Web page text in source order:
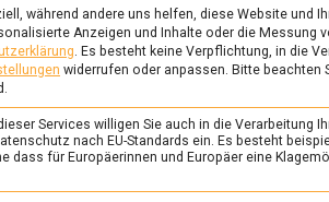
ERNÄHRUNG & GESUNDHEIT/
Auf die feine
Afternoon Tea
17. Dezember 2021
während andere uns helfen, diese Website und
Anzeigen und Inhalte oder die Messung
. Es besteht keine Verpflichtung, in die
widerrufen oder anpassen. Bitte beachten
Services willigen Sie auch in die Verarbeitung
nach EU-Standards ein. Es besteht
dass für Europäerinnen und Europäer eine